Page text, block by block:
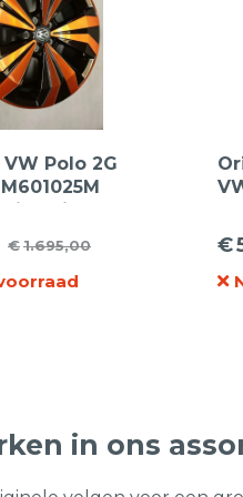
Polo 2G
91W Primacy 3
€1.695,00 €
in ons